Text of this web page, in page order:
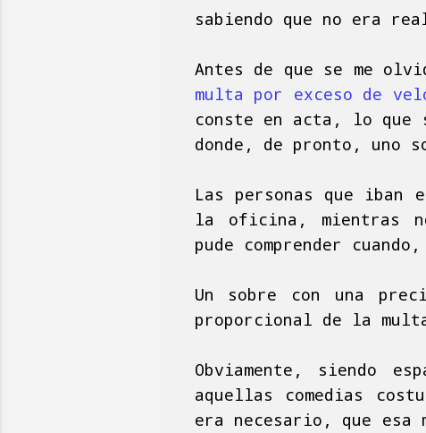
sabiendo que no era
Antes de que se me
multa por exceso de
conste en acta, lo que
donde, de pronto, uno
Las personas que iban
la oficina, mientras
pude comprender
Un sobre con una
proporcional de la
Obviamente, siendo
aquellas comedias
era necesario, que esa